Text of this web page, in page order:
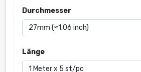
Durchmesser
Länge